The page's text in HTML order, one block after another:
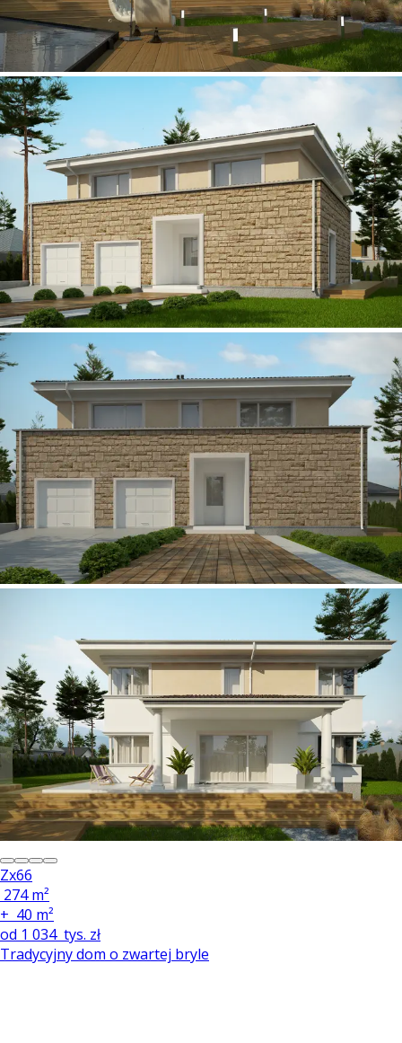
Zx66
274 m²
+ 40 m²
od 1 034 tys. zł
Tradycyjny dom o zwartej bryle